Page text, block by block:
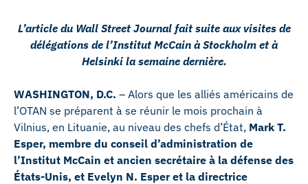
L’article du Wall Street Journal fait suite aux visites de
délégations de l’Institut McCain à Stockholm et à
Helsinki la semaine dernière.
WASHINGTON, D.C. – Alors que les alliés américains de
l’OTAN se préparent à se réunir le mois prochain à
Vilnius, en Lituanie, au niveau des chefs d’État, Mark T.
Esper, membre du conseil d’administration de
l’Institut McCain et ancien secrétaire à la défense des
États-Unis, et Evelyn N. Esper et la directrice